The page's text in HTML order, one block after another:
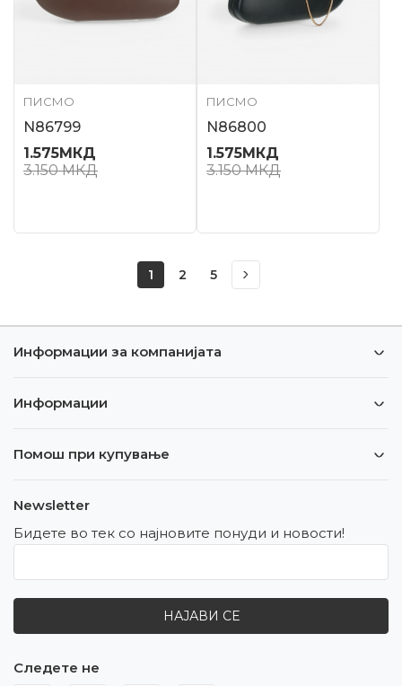
ПИСМО
N86799
1.575МКД
3.150МКД
ПИСМО
N86800
1.575МКД
3.150МКД
1 2 5
Информации за компанијата
Информации
Помош при купување
Newsletter
Бидете во тек со најновите понуди и новости!
НАЈАВИ СЕ
Следете не